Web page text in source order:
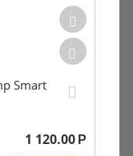
Smart
1 120.00 Р